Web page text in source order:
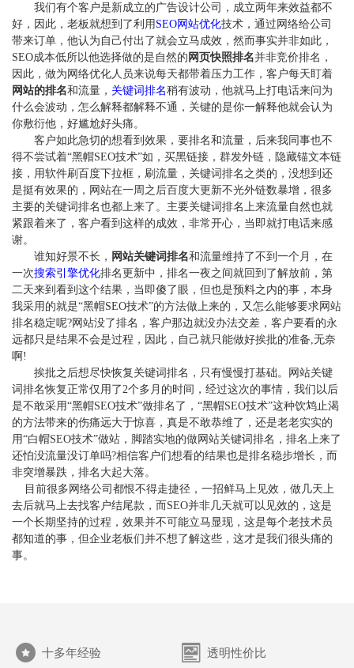
我们有个客户是新成立的广告设计公司，成立两年来效益都不
好，因此，老板就想到了利用 SEO网站优化技术，通过网络给公司
带来订单，他认为自己付出了就会立马成效，然而事实并非如此，
SEO成本低所以他选择做的是自然的 网页快照排名并非竞价排名，
因此，做为网络优化人员来说每天都带着压力工作，客户每天盯着
网站的排名和流量， 关键词排名稍有波动，他就马上打电话来问为
什么会波动，怎么解释都解释不通，关键的是你一解释他就会认为
你敷衍他，好尴尬好头痛。
客户如此急切的想看到效果，要排名和流量，后来我同事也不
得不尝试着“黑帽SEO技术”如，买黑链接，群发外链，隐藏锚文本链
接，用软件刷百度下拉框，刷流量，关键词排名之类的，没想到还
是挺有效果的，网站在一周之后百度大更新不光外链数暴增，很多
主要的关键词排名也都上来了。主要关键词排名上来流量自然也就
紧跟着来了，客户看到这样的成效，非常开心，当即就打电话来感
谢。
谁知好景不长， 网站关键词排名和流量维持了不到一个月，在
一次搜索引擎优化排名更新中，排名一夜之间就回到了解放前，第
二天来到看到这个结果，当即傻了眼，但也是预料之内的事，本身
我采用的就是“黑帽SEO技术”的方法做上来的，又怎么能够要求网站
排名稳定呢?网站没了排名，客户那边就没办法交差，客户要看的永
远都只是结果不会是过程，因此，自己就只能做好挨批的准备,无奈
啊!
挨批之后想尽快恢复关键词排名，只有慢慢打基础。网站关键
词排名恢复正常仅用了 2个多月的时间，经过这次的事情，我们以后
是不敢采用“黑帽SEO技术”做排名了，“黑帽SEO技术”这种饮鸩止渴
的方法带来的伤痛远大于惊喜，真是不敢恭维了，还是老老实实的
用“白帽SEO技术”做站，脚踏实地的做网站关键词排名，排名上来了
还怕没流量没订单吗?相信客户们想看的结果也是排名稳步增长，而
非突增暴跌，排名大起大落。
目前很多网络公司都恨不得走捷径，一招鲜马上见效，做几天上
去后就马上去找客户结尾款，而 SEO并非几天就可以见效的，这是
一个长期坚持的过程，效果并不可能立马显现，这是每个老技术员
都知道的事，但企业老板们并不想了解这些，这才是我们很头痛的
事。
十多年经验 透明性价比